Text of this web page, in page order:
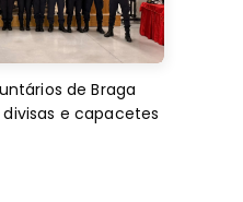
de Braga
e capacetes